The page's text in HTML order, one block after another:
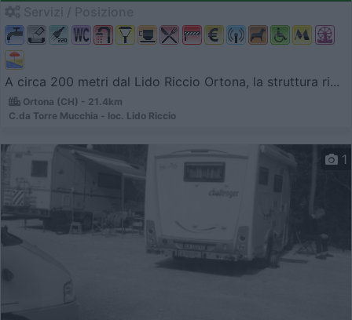
A circa 200 metri dal Lido Riccio Ortona, la struttura ri...
Ortona (CH) - 21.4km
C.da Torre Mucchia - loc. Lido Riccio
1